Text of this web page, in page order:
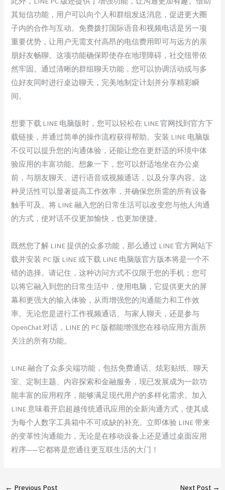
其短信功能，用户可以向个人和群组发送消息，促进更大圈
子内的合作与互动。免费拨打国际语音和视频电话是另一项
重要优势，让用户无需支付高昂的电信费用即可与远方的亲
朋好友畅聊。这项功能确保即使存在地理障碍，社交纽带依
然牢固。通过清晰的群组聊天功能，您可以协调活动或与多
位好友同时进行桌边聊天，完美地制定计划并分享精彩瞬
间。
想要下载 LINE 电脑版时，您可以轻松在 LINE 官网找到官方下
载链接，并通过简单的操作流程获得帮助。安装 LINE 电脑版
不仅可以提升您的沟通体验，还能让您在更舒适的环境中体
验应用的丰富功能。想象一下，您可以舒适地坐在办公桌
前，与朋友聊天、进行语音或视频通话，以及分享内容。这
种灵活性可以显著提高工作效率，并确保您所需的所有设备
触手可及。将 LINE 融入您的日常生活可以改变您与他人沟通
的方式，使对话不仅更加愉快，也更加便捷。
既然您了解 LINE 提供的众多功能，那么通过 LINE 官方网站下
载并安装 PC 版 LINE 或下载 LINE 电脑版官方版本将是一个不
错的选择。请记住，这种访问方式不仅限于您的手机；您可
以将它融入到您的日常生活中，使用电脑，它提供更大的屏
幕和更强大的输入体验，从而增强您的沟通能力和工作效
率。无论您是进行工作视频通话、与家人聊天，还是参与
OpenChat 对话，LINE 的 PC 版都能增强您在移动应用方面所
关注的所有功能。
LINE 融合了众多尖端功能，包括免费通话、炫彩贴纸、聊天
室、定制主题、内容探索和金融服务，现已发展成为一款功
能丰富的应用程序，能够满足现代用户的多样化需求。加入
LINE 意味着开启超越传统通讯应用的全新沟通方式，使其成
为每个人数字工具箱中不可或缺的补充。立即体验 LINE 带来
的变革性沟通能力，无论是在移动设备上还是通过桌面应用
程序——它都将是您通往更互联生活的大门！
← Previous Post Next Post →